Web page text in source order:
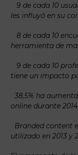
9 de cada 10
les influyó en su
8 de cada 10
herramienta de
9 de cada 10
tiene un impacto
38,5% ha
online durante 2014
Branded content
utilizado en 2013 y